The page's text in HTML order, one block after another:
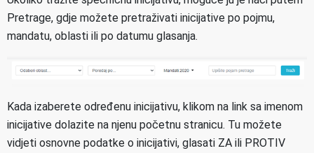
Pretrage, gdje možete pretraživati inicijative po pojmu,
mandatu, oblasti ili po datumu glasanja.
Kada izaberete određenu inicijativu, klikom na link sa imenom
inicijative dolazite na njenu početnu stranicu. Tu možete
vidjeti osnovne podatke o inicijativi, glasati ZA ili PROTIV